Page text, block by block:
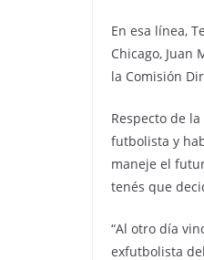
En esa línea,
Chicago, Juan
la Comisión
Respecto de
futbolista y
maneje el
tenés que
“Al otro día
exfutbolista